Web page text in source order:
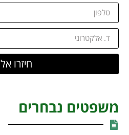
חיזרו
משפטים נבחרים